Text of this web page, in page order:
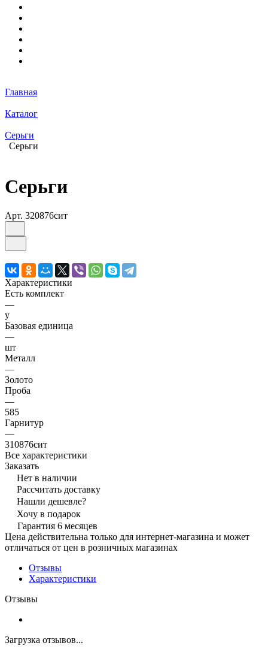
Главная
Каталог
Серьги
Серьги
Серьги
Арт. 320876сит
Характеристики
Есть комплект
—
y
Базовая единица
—
шт
Металл
—
Золото
Проба
—
585
Гарнитур
—
310876сит
Все характеристики
Заказать
Нет в наличии
Рассчитать доставку
Нашли дешевле?
Хочу в подарок
Гарантия 6 месяцев
Цена действительна только для интернет-магазина и может
отличаться от цен в розничных магазинах
Отзывы
Характеристики
Отзывы
Загрузка отзывов...